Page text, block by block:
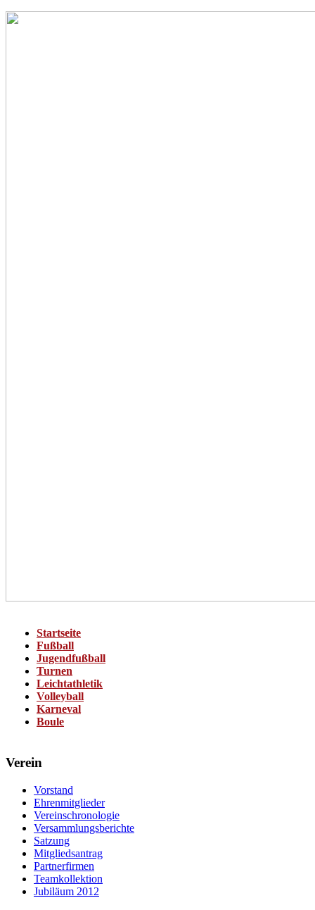
Startseite
Fußball
Jugendfußball
Turnen
Leichtathletik
Volleyball
Karneval
Boule
Verein
Vorstand
Ehrenmitglieder
Vereinschronologie
Versammlungsberichte
Satzung
Mitgliedsantrag
Partnerfirmen
Teamkollektion
Jubiläum 2012